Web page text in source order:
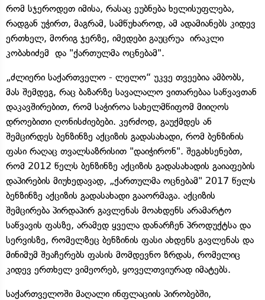
რომ სჯეროდეთ იმისა, რასაც ეუბნება ხელისუფლება,
რადგან უჭირთ, მაგრამ, სამწუხაროდ, ამ ადამიანებს კიდევ
ერთხელ, მორიგ ჯერზე, იმედები გაუცრუა ირაკლი
კობახიძემ და "ქართულმა ოცნებამ".
„ძლიერი საქართველო - ლელო“ უკვე თვეებია ამბობს,
მას შემდეგ, რაც ბაზარზე სავალალო ვითარებაა საწვავთან
დაკავშირებით, რომ საჭიროა სახელმწიფომ მიიღოს
დროებითი ღონისძიებები. კერძოდ, გაუქმდეს ან
შემცირდეს ბენზინზე აქციზის გადასახადი, რომ ბენზინის
ფასი რაღაც თვალსაზრისით "დაიჭირონ". შეგახსენებთ,
რომ 2012 წელს ბენზინზე აქციზის გადასახადის გაიაფების
დაპირების მიუხედავად, „ქართულმა ოცნებამ" 2017 წელს
ბენზინზე აქციზის გადასახადი გააორმაგა. აქციზის
შემცირება პირდაპირ გავლენას მოახდენს არამარტო
საწვავის ფასზე, არამედ ყველა დანარჩენ პროდუქტსა და
სერვისზე, რომელზეც ბენზინის ფასი ახდენს გავლენას და
მინიმუმ შეაჩერებს ფასის მომდევნო ზრდას, რომელიც
კიდევ ერთხელ ვიმეორებ, ყოველთვიურად იმატებს.
საქართველოში მაღალი ინფლაციის პირობებში,